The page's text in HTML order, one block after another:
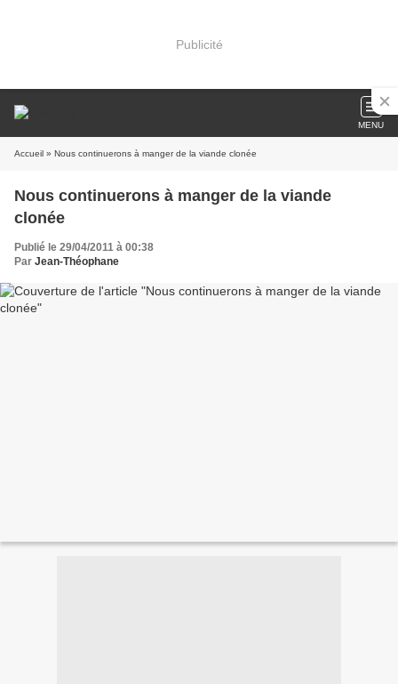
Publicité
MENU
Accueil » Nous continuerons à manger de la viande clonée
Nous continuerons à manger de la viande
clonée
Publié le 29/04/2011 à 00:38
Par Jean-Théophane